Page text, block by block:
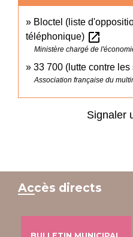
Bloctel (liste
téléphonique) open_in_new
Ministère chargé de
33 700 (lutte contre
Association française du
Signaler
Accès directs